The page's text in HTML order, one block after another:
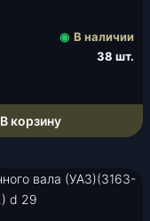
◉ В наличии
38 шт.
В корзину